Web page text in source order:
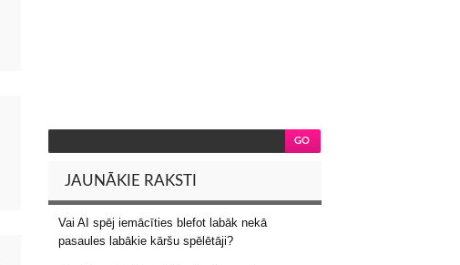
JAUNĀKIE RAKSTI
Vai AI spēj iemācīties blefot labāk nekā
pasaules labākie kāršu spēlētāji?